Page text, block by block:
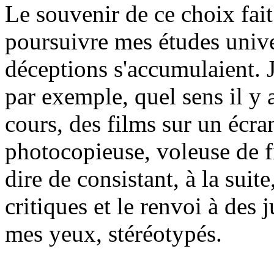
Le souvenir de ce choix
poursuivre mes études
déceptions s'accumulaient.
par exemple, quel sens il y
cours, des films sur un
photocopieuse, voleuse de
dire de consistant, à la
critiques et le renvoi à des
mes yeux, stéréotypés.